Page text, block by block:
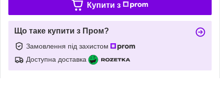
Купити з
Що таке купити з Пром?
Замовлення під захистом
Доступна доставка